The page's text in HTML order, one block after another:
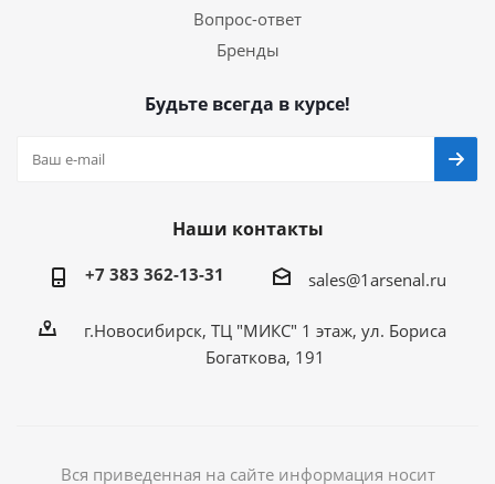
Вопрос-ответ
Бренды
Будьте всегда в курсе!
Наши контакты
+7 383 362-13-31 sales@1arsenal.ru
г.Новосибирск, ТЦ "МИКС" 1 этаж, ул. Бориса
Богаткова, 191
Вся приведенная на сайте информация носит